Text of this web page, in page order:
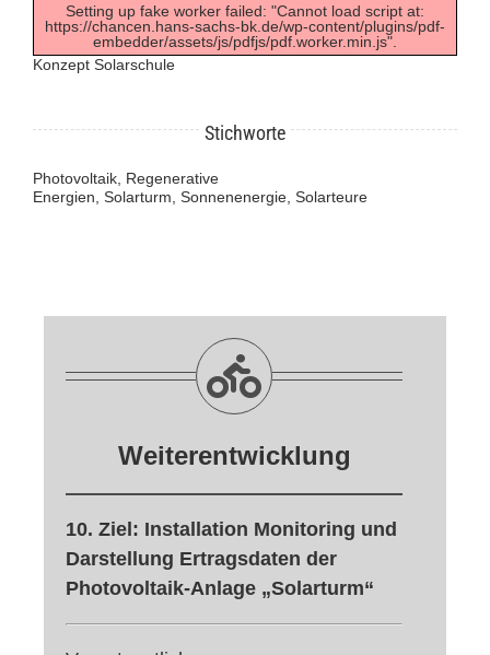
Setting up fake worker failed: "Cannot load script at:
https://chancen.hans-sachs-bk.de/wp-content/plugins/pdf-
embedder/assets/js/pdfjs/pdf.worker.min.js".
Konzept Solarschule
Stichworte
Photovoltaik, Regenerative
Energien, Solarturm, Sonnenenergie, Solarteure
Weiterentwicklung
10. Ziel: Installation Monitoring und
Darstellung Ertragsdaten der
Photovoltaik-Anlage „Solarturm“